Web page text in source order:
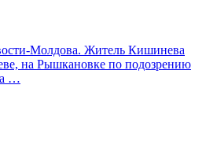
Молдова. Житель Кишинева
на Рышкановке по подозрению
…